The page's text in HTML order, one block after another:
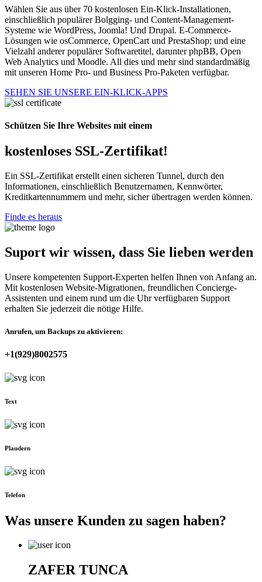
Wählen Sie aus über 70 kostenlosen Ein-Klick-Installationen,
einschließlich populärer Bolgging- und Content-Management-
Systeme wie WordPress, Joomla! Und Drupal. E-Commerce-
Lösungen wie osCommerce, OpenCart und PrestaShop; und eine
Vielzahl anderer populärer Softwaretitel, darunter phpBB, Open
Web Analytics und Moodle. All dies und mehr sind standardmäßig
mit unseren Home Pro- und Business Pro-Paketen verfügbar.
SEHEN SIE UNSERE EIN-KLICK-APPS
Schützen Sie Ihre Websites mit einem
kostenloses SSL-Zertifikat!
Ein SSL-Zertifikat erstellt einen sicheren Tunnel, durch den
Informationen, einschließlich Benutzernamen, Kennwörter,
Kreditkartennummern und mehr, sicher übertragen werden können.
Finde es heraus
Suport wir wissen, dass Sie lieben werden
Unsere kompetenten Support-Experten helfen Ihnen von Anfang an.
Mit kostenlosen Website-Migrationen, freundlichen Concierge-
Assistenten und einem rund um die Uhr verfügbaren Support
erhalten Sie jederzeit die nötige Hilfe.
Anrufen, um Backups zu aktivieren:
+1(929)8002575
Text
Plaudern
Telefon
Was unsere Kunden zu sagen haben?
ZAFER TUNCA